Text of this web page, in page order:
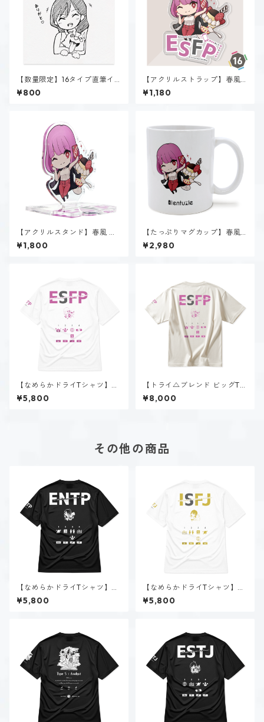
【数量限定】16タイプ直筆イ
ラスト
¥800
【アクリルストラップ】春風
陽菜（ESFP）
¥1,180
【アクリルスタンド】春風 陽
菜（ESFP）
¥1,800
【たっぷりマグカップ】春風
陽菜（ESFP）
¥2,980
【なめらかドライTシャツ】春
風 陽菜（ESFP）｜ホワイト
¥5,800
【トライ△ブレンド ビッグTシ
ャツ】春風 陽菜（ESFP）｜ヴ
ィンテージオフホワイト
¥8,000
その他の商品
【なめらかドライTシャツ】深
海 千智（ENTP）｜ブラック
¥5,800
【なめらかドライTシャツ】花
園 明日香（ISFJ）｜ホワイト
¥5,800